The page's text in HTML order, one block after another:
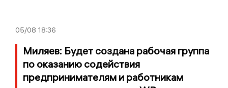
05/08 18:36
Миляев: Будет создана рабочая группа
по оказанию содействия
предпринимателям и работникам